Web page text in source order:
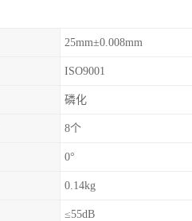
25mm±0.008mm
ISO9001
磷化
8个
0°
0.14kg
≤55dB